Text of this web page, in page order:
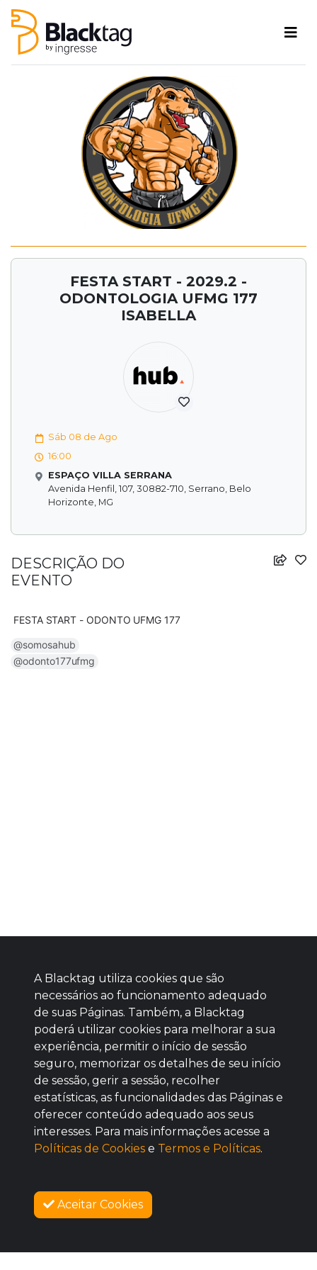
FESTA START - 2029.2 -
ODONTOLOGIA UFMG 177
ISABELLA
Sáb 08 de Ago
16:00
ESPAÇO VILLA SERRANA
Avenida Henfil, 107, 30882-710, Serrano, Belo
Horizonte, MG
DESCRIÇÃO DO
EVENTO
FESTA START - ODONTO UFMG 177
@somosahub
@odonto177ufmg
Baixe agora nosso app
SOBRE NÓS
A Blacktag utiliza cookies que são
necessários ao funcionamento adequado
de suas Páginas. Também, a Blacktag
poderá utilizar cookies para melhorar a sua
experiência, permitir o início de sessão
seguro, memorizar os detalhes de seu início
de sessão, gerir a sessão, recolher
estatísticas, as funcionalidades das Páginas e
oferecer conteúdo adequado aos seus
interesses. Para mais informações acesse a
Políticas de Cookies e Termos e Políticas.
Aceitar Cookies